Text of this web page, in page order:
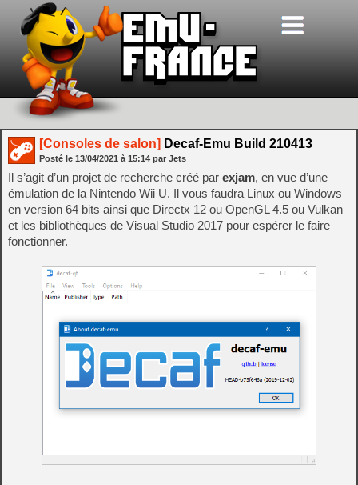
[Consoles de salon] Decaf-Emu Build 210413
Posté le 13/04/2021 à 15:14 par Jets
Il s’agit d’un projet de recherche créé par exjam, en vue d’une
émulation de la Nintendo Wii U. Il vous faudra Linux ou Windows
en version 64 bits ainsi que Directx 12 ou OpenGL 4.5 ou Vulkan
et les bibliothèques de Visual Studio 2017 pour espérer le faire
fonctionner.